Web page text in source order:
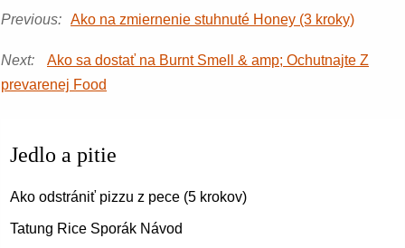
Previous: Ako na zmiernenie stuhnuté Honey (3 kroky)
Next:
Ako sa dostať na Burnt Smell & amp; Ochutnajte Z
prevarenej Food
Jedlo a pitie
Ako odstrániť pizzu z pece (5 krokov)
Tatung Rice Sporák Návod